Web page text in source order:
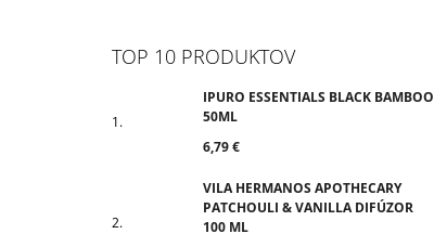
TOP 10 PRODUKTOV
IPURO ESSENTIALS BLACK BAMBOO
50ML
6,79 €
VILA HERMANOS APOTHECARY
PATCHOULI & VANILLA DIFÚZOR
100 ML